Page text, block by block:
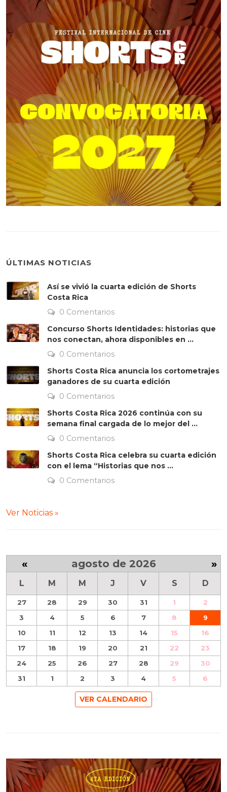
ÚLTIMAS NOTICIAS
Así se vivió la cuarta edición de Shorts
Costa Rica
0 Comentarios
Concurso Shorts Identidades: historias que
nos conectan, ahora disponibles en ...
0 Comentarios
Shorts Costa Rica anuncia los cortometrajes
ganadores de su cuarta edición
0 Comentarios
Shorts Costa Rica 2026 continúa con su
semana final cargada de lo mejor del ...
0 Comentarios
Shorts Costa Rica celebra su cuarta edición
con el lema “Historias que nos ...
0 Comentarios
Ver Noticias »
« agosto de 2026 »
L M M J V S D
27 28 29 30 31 1
2
3
4 5 6 7 8
9
10
11 12 13 14 15
16
17
18 19 20 21 22
23
24
25 26 27 28 29
30
31
1 2 3 4 5 6
VER CALENDARIO